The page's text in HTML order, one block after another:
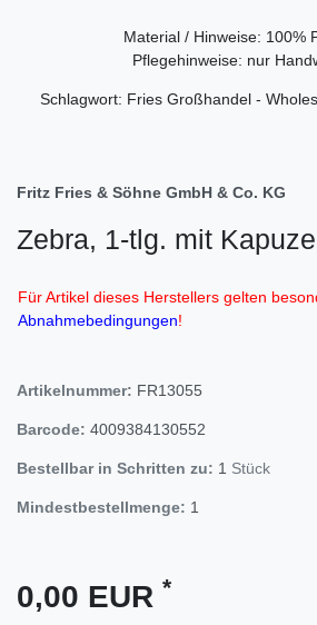
Material / Hinweise: 100%
Pflegehinweise: nur
Schlagwort: Fries Großhandel -
Fritz Fries & Söhne GmbH & Co. KG
Zebra, 1-tlg. mit
Für Artikel dieses Herstellers gelten
Abnahmebedingungen!
Artikelnummer: FR13055
Barcode: 4009384130552
Bestellbar in Schritten zu: 1 Stück
Mindestbestellmenge: 1
0,00 EUR *